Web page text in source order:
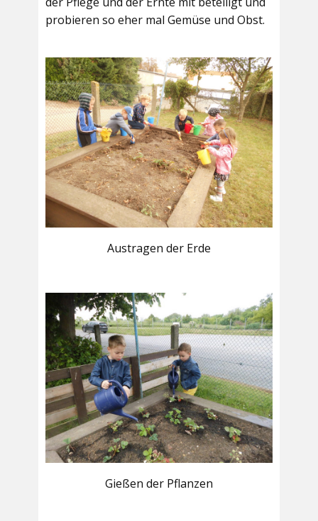
probieren so eher mal Gemüse und Obst.
Austragen der Erde
Gießen der Pflanzen